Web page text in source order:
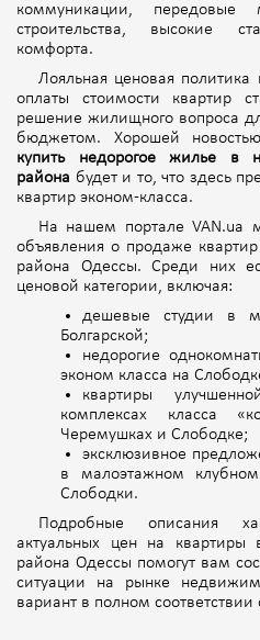
коммуникации, передовые
строительства, высокие
комфорта.
Лояльная ценовая
оплаты стоимости квартир
решение жилищного вопроса
бюджетом. Хорошей
купить недорогое жилье в
района будет и то, что здесь
квартир эконом-класса.
На нашем портале VAN.ua
объявления о продаже
района Одессы. Среди них
ценовой категории, включая:
дешевые студии в
Болгарской;
недорогие
эконом класса на
квартиры
комплексах класса
Черемушках и Слободке;
эксклюзивное
в малоэтажном
Слободки.
Подробные описания
актуальных цен на квартиры
района Одессы помогут вам
ситуации на рынке
вариант в полном